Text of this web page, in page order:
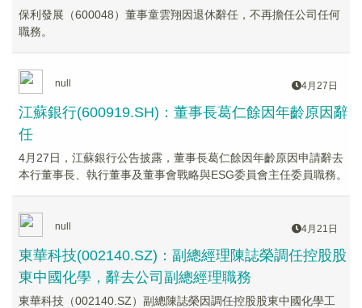
保利發展（600048）董事童雲翔因退休辭任，不再擔任公司任何
職務。
null 4月27日
江蘇銀行(600919.SH)：董事長葛仁餘因年齡原因辭
任
4月27日，江蘇銀行公告披露，董事長葛仁餘因年齡原因申請辭去
本行董事長、執行董事及董事會戰略與ESG委員會主任委員職務。
null 4月21日
東華科技(002140.SZ)：副總經理陳誌榮調任控股股
東中國化學，辭去公司副總經理職務
東華科技（002140.SZ）副總陳誌榮因調任控股股東中國化學工